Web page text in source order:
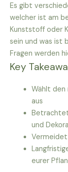
Es gibt
welcher ist am
Kunststoff oder
sein und was ist
Fragen werden
Key
Wählt den
aus
und
Vermeidet
eurer